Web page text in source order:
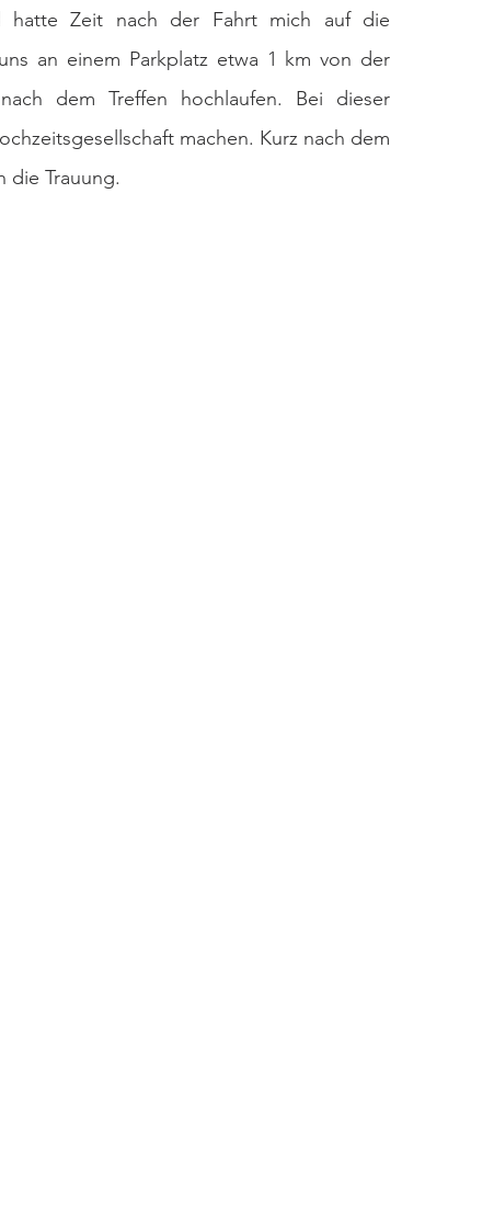
Zeit nach der Fahrt mich auf die
an einem Parkplatz etwa 1 km von der
dem Treffen hochlaufen. Bei dieser
machen. Kurz nach dem
die Trauung.